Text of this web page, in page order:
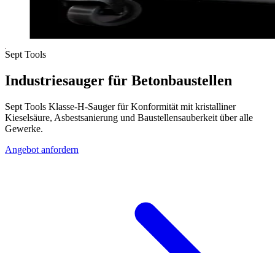
Sept Tools
Industriesauger für Betonbaustellen
Sept Tools Klasse-H-Sauger für Konformität mit kristalliner
Kieselsäure, Asbestsanierung und Baustellensauberkeit über alle
Gewerke.
Angebot anfordern